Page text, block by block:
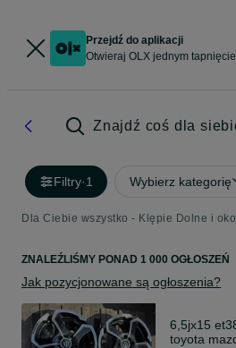
Przejdź do aplikacji
Otwieraj OLX jednym
Znajdź coś dla
Filtry·1 Wybierz kategorię
Dla Ciebie wszystko - Klępie Dolne i
ZNALEŹLIŚMY PONAD 1 000 OGŁOSZEŃ
Jak pozycjonowane są ogłoszenia?
6,5jx15
toyota